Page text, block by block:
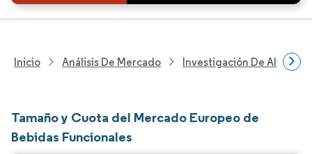
Inicio Análisis De Mercado Investigación De
Tamaño y Cuota del Mercado Europeo de
Bebidas Funcionales